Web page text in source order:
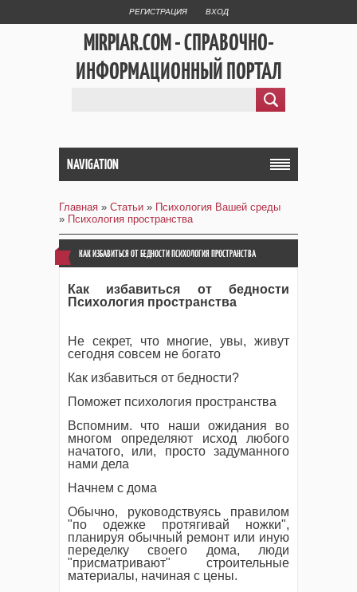
РЕГИСТРАЦИЯ ВХОД
MIRPIAR.COM - СПРАВОЧНО-
ИНФОРМАЦИОННЫЙ ПОРТАЛ
NAVIGATION
Главная » Статьи » Психология Вашей среды
» Психология пространства
КАК ИЗБАВИТЬСЯ ОТ БЕДНОСТИ ПСИХОЛОГИЯ ПРОСТРАНСТВА
Как избавиться от бедности
Психология пространства
Не секрет, что многие, увы, живут
сегодня совсем не богато
Как избавиться от бедности?
Поможет психология пространства
Вспомним. что наши ожидания во
многом определяют исход любого
начатого, или, просто задуманного
нами дела
Начнем с дома
Обычно, руководствуясь правилом
"по одежке протягивай ножки",
планируя обычный ремонт или иную
переделку своего дома, люди
"присматривают" строительные
материалы, начиная с цены.